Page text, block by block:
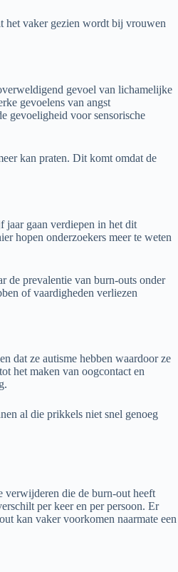
het vaker gezien wordt bij vrouwen
gevoel van lichamelijke
gevoelens van angst
gevoeligheid voor sensorische
kan praten. Dit komt omdat de
jaar gaan verdiepen in het dit
hopen onderzoekers meer te weten
de prevalentie van burn-outs onder
of vaardigheden verliezen
dat ze autisme hebben waardoor ze
het maken van oogcontact en
al die prikkels niet snel genoeg
verwijderen die de burn-out heeft
per keer en per persoon. Er
kan vaker voorkomen naarmate een